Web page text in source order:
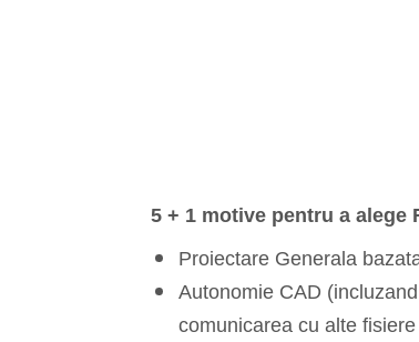
5 + 1 motive pentru a alege
Proiectare Generala
Autonomie CAD
comunicarea cu alte